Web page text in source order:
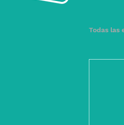
Todas las